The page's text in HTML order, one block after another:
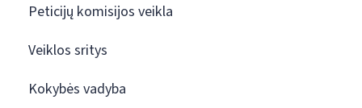
Peticijų komisijos veikla
Veiklos sritys
Kokybės vadyba